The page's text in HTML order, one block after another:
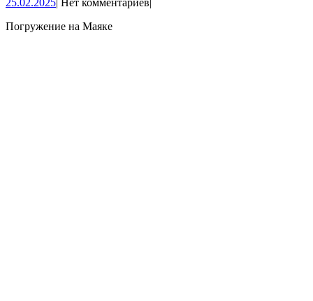
25.02.2025| Нет комментариев|
Погружение на Маяке